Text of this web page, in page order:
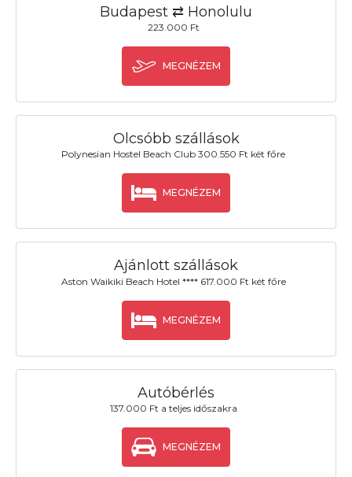
Budapest ⇄ Honolulu
223.000 Ft
MEGNÉZEM
Olcsóbb szállások
Polynesian Hostel Beach Club 300.550 Ft két főre
MEGNÉZEM
Ajánlott szállások
Aston Waikiki Beach Hotel **** 617.000 Ft két főre
MEGNÉZEM
Autóbérlés
137.000 Ft a teljes időszakra
MEGNÉZEM